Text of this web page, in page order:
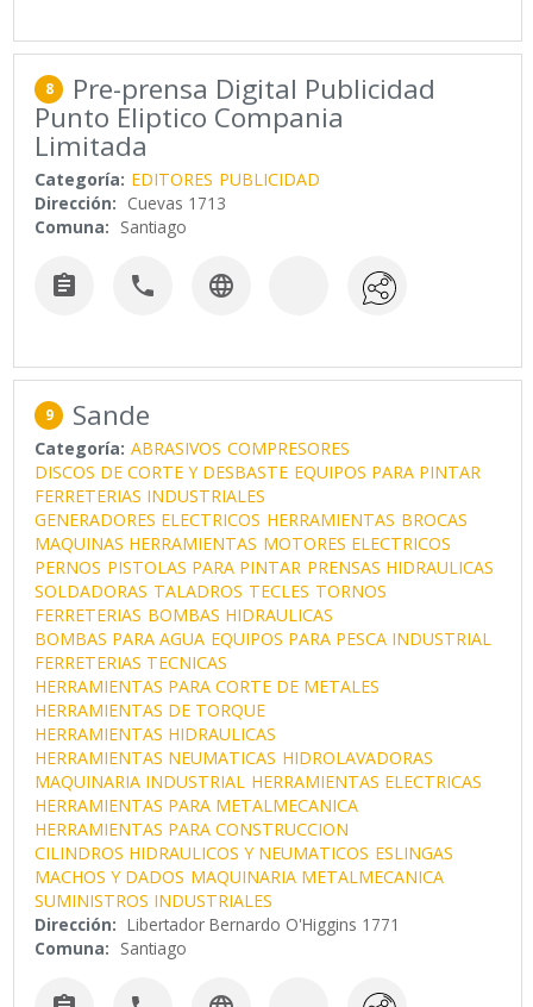
8 Pre-prensa Digital Publicidad
Punto Eliptico Compania
Limitada
Categoría: EDITORES PUBLICIDAD
Dirección: Cuevas 1713
Comuna: Santiago
  
9 Sande
Categoría: ABRASIVOS COMPRESORES
DISCOS DE CORTE Y DESBASTE EQUIPOS PARA PINTAR
FERRETERIAS INDUSTRIALES
GENERADORES ELECTRICOS HERRAMIENTAS BROCAS
MAQUINAS HERRAMIENTAS MOTORES ELECTRICOS
PERNOS PISTOLAS PARA PINTAR PRENSAS HIDRAULICAS
SOLDADORAS TALADROS TECLES TORNOS
FERRETERIAS BOMBAS HIDRAULICAS
BOMBAS PARA AGUA EQUIPOS PARA PESCA INDUSTRIAL
FERRETERIAS TECNICAS
HERRAMIENTAS PARA CORTE DE METALES
HERRAMIENTAS DE TORQUE
HERRAMIENTAS HIDRAULICAS
HERRAMIENTAS NEUMATICAS HIDROLAVADORAS
MAQUINARIA INDUSTRIAL HERRAMIENTAS ELECTRICAS
HERRAMIENTAS PARA METALMECANICA
HERRAMIENTAS PARA CONSTRUCCION
CILINDROS HIDRAULICOS Y NEUMATICOS ESLINGAS
MACHOS Y DADOS MAQUINARIA METALMECANICA
SUMINISTROS INDUSTRIALES
Dirección: Libertador Bernardo O'Higgins 1771
Comuna: Santiago